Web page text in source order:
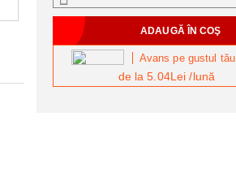
de la5.04Lei/lună
Avans pe gustul tău